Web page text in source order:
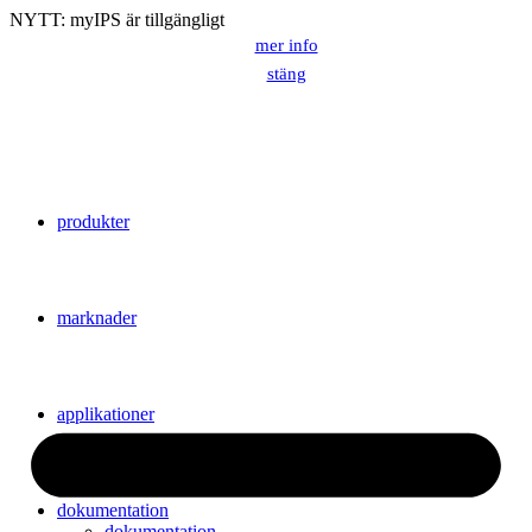
NYTT: myIPS är tillgängligt
mer info
stäng
produkter
marknader
applikationer
dokumentation